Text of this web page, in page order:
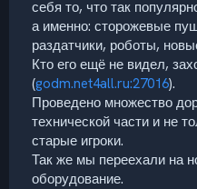
себя то, что так
а именно: сторожевые
раздатчики, роботы,
Кто его ещё не видел,
(godm.net4all.ru:27016).
Проведено множество
технической части и не
старые игроки.
Так же мы переехали на
оборудование.